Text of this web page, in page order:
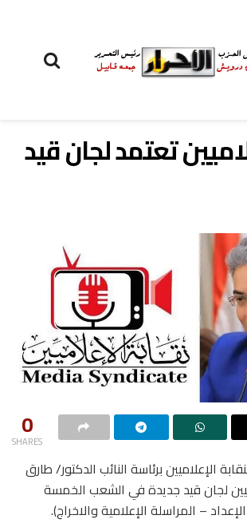
تعتمد لجان قيد
0
SHARES
الإعلاميين برئاسة النائب الدكتور/ طارق
لجان قید جديدة في الشعب الخمسة
– المراسلة الإعلامية والاخراج).